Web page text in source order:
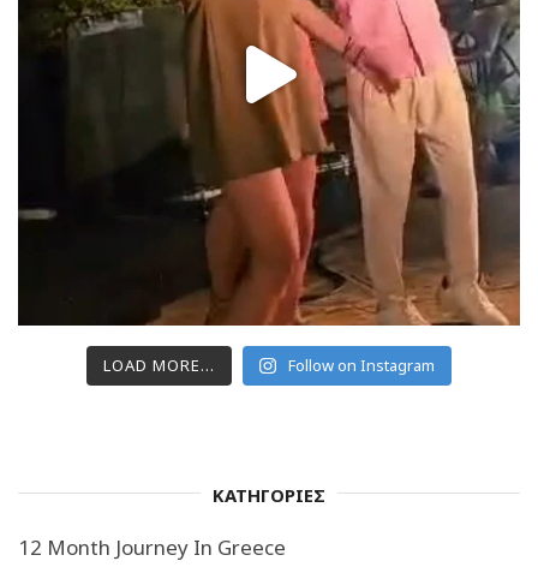
LOAD MORE... Follow on Instagram
ΚΑΤΗΓΟΡΙΕΣ
12 Month Journey In Greece